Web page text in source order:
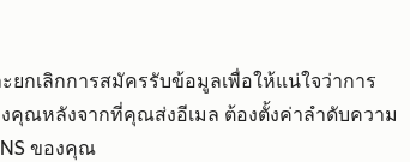
กเลิกการสมัครรับข้อมูลเพื่อให้แน่ใจว่าการ
คุณหลังจากที่คุณส่งอีเมล ต้องตั้งค่าลำดับความ
ของคุณ